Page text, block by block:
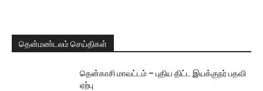
தென்மண்டலம் செய்திகள்
தென்காசி மாவட்டம் – புதிய திட்ட இயக்குநர் பதவி
ஏற்பு